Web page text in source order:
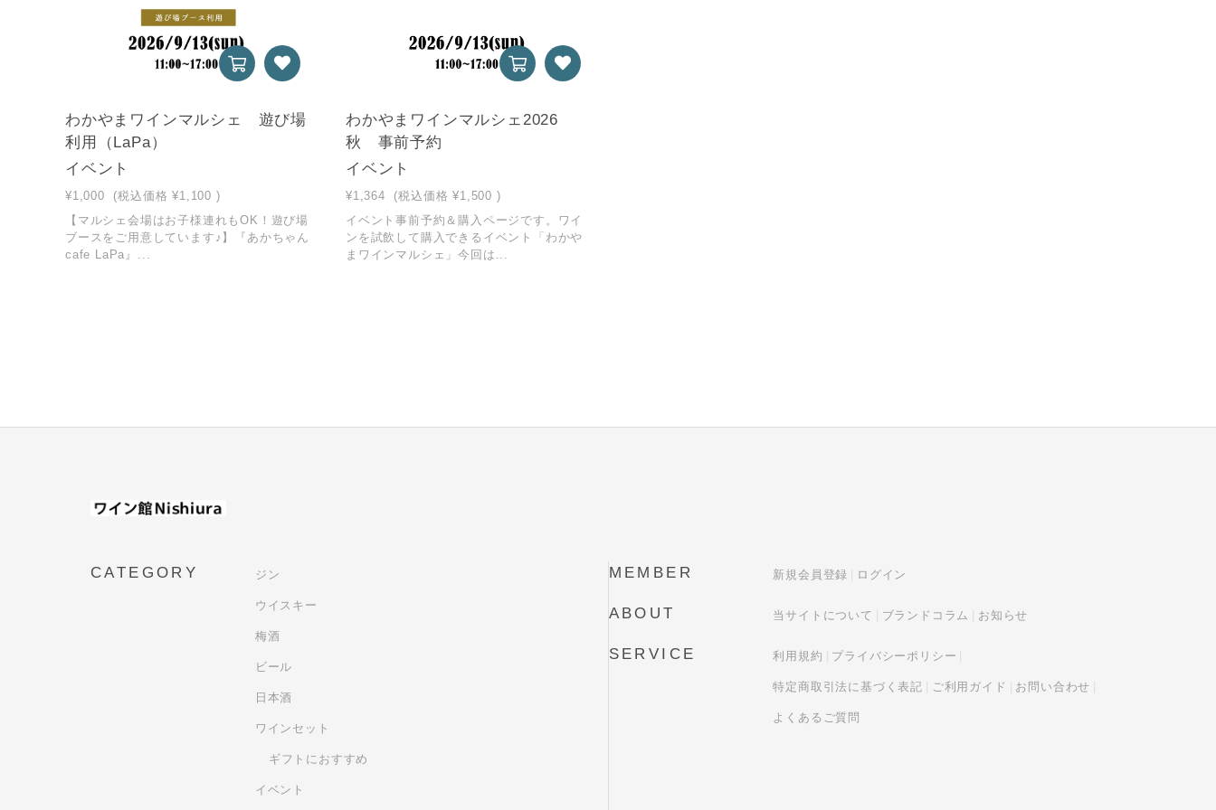
わかやまワインマルシェ 遊び場
利用（LaPa）
イベント
¥1,000 (税込価格 ¥1,100 )
【マルシェ会場はお子様連れもOK！遊び場
ブースをご用意しています♪】『あかちゃん
cafe LaPa』...
わかやまワインマルシェ2026
秋 事前予約
イベント
¥1,364 (税込価格 ¥1,500 )
イベント事前予約＆購入ページです。ワイ
ンを試飲して購入できるイベント「わかや
まワインマルシェ」今回は...
CATEGORY ジン
ウイスキー
梅酒
ビール
日本酒
ワインセット
ギフトにおすすめ
イベント
MEMBER 新規会員登録 ログイン
ABOUT 当サイトについて ブランドコラム お知らせ
SERVICE 利用規約 プライバシーポリシー
特定商取引法に基づく表記 ご利用ガイド お問い合わせ
よくあるご質問